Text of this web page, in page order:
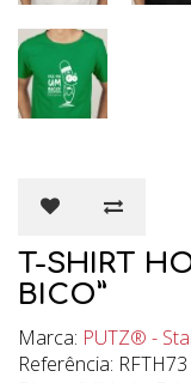
T-SHIRT
BICO”
Marca: PUTZ® -
Referência: RFTH73